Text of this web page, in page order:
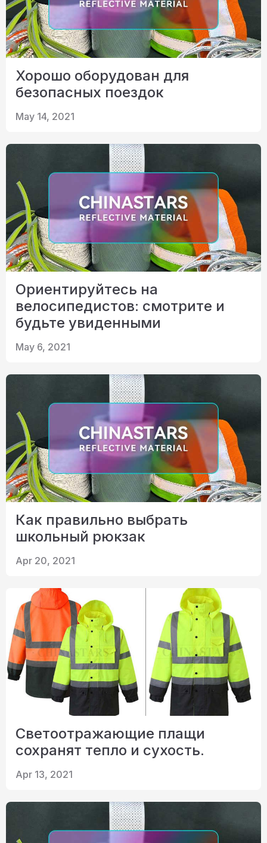
Хорошо оборудован для
безопасных поездок
May 14, 2021
Ориентируйтесь на
велосипедистов: смотрите и
будьте увиденными
May 6, 2021
Как правильно выбрать
школьный рюкзак
Apr 20, 2021
Светоотражающие плащи
сохранят тепло и сухость.
Apr 13, 2021